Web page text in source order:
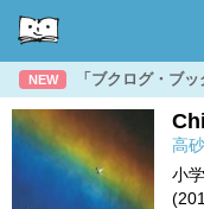
NEW 「ブクログ・ブ
高
小